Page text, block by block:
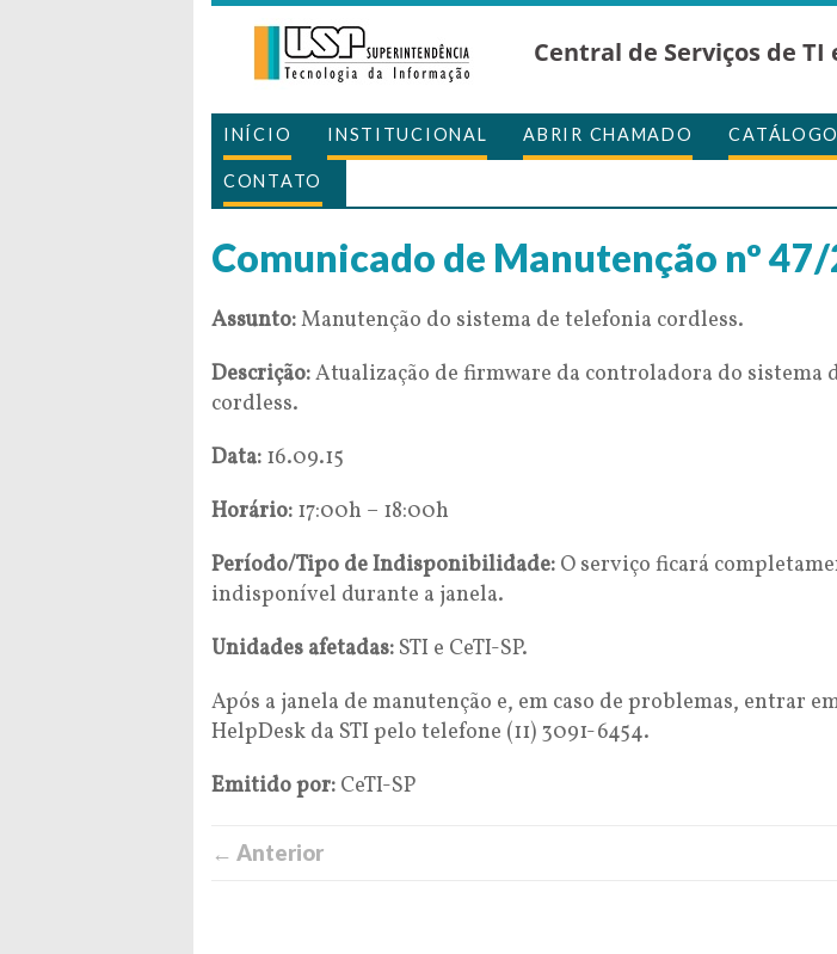
Central de Serviços de TI
INÍCIO INSTITUCIONAL ABRIR CHAMADO CATÁLOGO
CONTATO
Comunicado de Manutenção nº
Assunto:Manutenção do sistema de telefonia cordless.
Descrição:Atualização de firmware da controladora do sistema
cordless.
Data: 16.09.15
Horário: 17:00h – 18:00h
Período/Tipo de Indisponibilidade: O serviço ficará
indisponível durante a janela.
Unidades afetadas: STI e CeTI-SP.
Após a janela de manutenção e, em caso de problemas, entrar
HelpDesk da STI pelo telefone (11) 3091-6454.
Emitido por: CeTI-SP
← Anterior